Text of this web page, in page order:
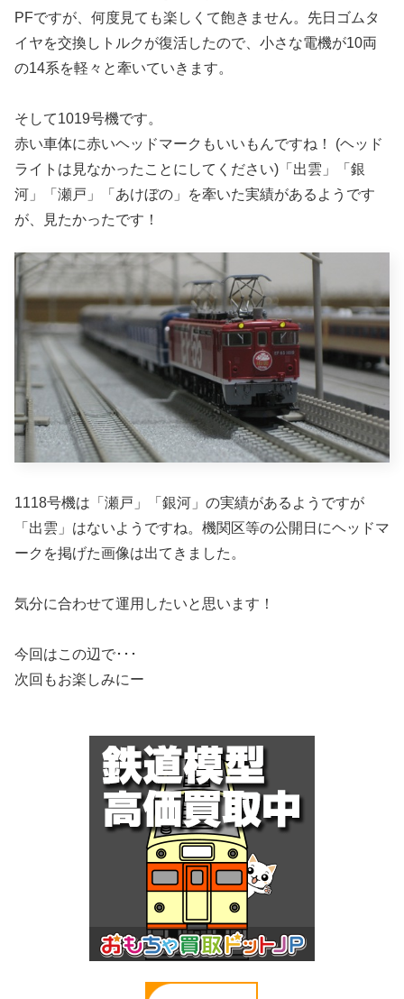
PFですが、何度見ても楽しくて飽きません。先日ゴムタ
イヤを交換しトルクが復活したので、小さな電機が10両
の14系を軽々と牽いていきます。
そして1019号機です。
赤い車体に赤いヘッドマークもいいもんですね！ (ヘッド
ライトは見なかったことにしてください)「出雲」「銀
河」「瀬戸」「あけぼの」を牽いた実績があるようです
が、見たかったです！
1118号機は「瀬戸」「銀河」の実績があるようですが
「出雲」はないようですね。機関区等の公開日にヘッドマ
ークを掲げた画像は出てきました。
気分に合わせて運用したいと思います！
今回はこの辺で･･･
次回もお楽しみにー